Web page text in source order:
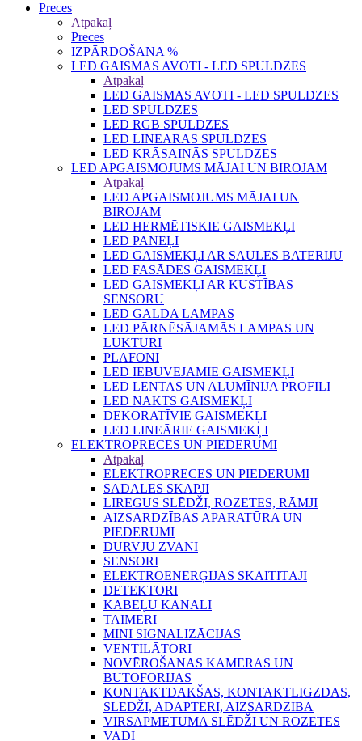
Preces
Atpakaļ
Preces
IZPĀRDOŠANA %
LED GAISMAS AVOTI - LED SPULDZES
Atpakaļ
LED GAISMAS AVOTI - LED SPULDZES
LED SPULDZES
LED RGB SPULDZES
LED LINEĀRĀS SPULDZES
LED KRĀSAINĀS SPULDZES
LED APGAISMOJUMS MĀJAI UN BIROJAM
Atpakaļ
LED APGAISMOJUMS MĀJAI UN
BIROJAM
LED HERMĒTISKIE GAISMEKĻI
LED PANEĻI
LED GAISMEKĻI AR SAULES BATERIJU
LED FASĀDES GAISMEKĻI
LED GAISMEKĻI AR KUSTĪBAS
SENSORU
LED GALDA LAMPAS
LED PĀRNĒSĀJAMĀS LAMPAS UN
LUKTURI
PLAFONI
LED IEBŪVĒJAMIE GAISMEKĻI
LED LENTAS UN ALUMĪNIJA PROFILI
LED NAKTS GAISMEKĻI
DEKORATĪVIE GAISMEKĻI
LED LINEĀRIE GAISMEKĻI
ELEKTROPRECES UN PIEDERUMI
Atpakaļ
ELEKTROPRECES UN PIEDERUMI
SADALES SKAPJI
LIREGUS SLĒDŽI, ROZETES, RĀMJI
AIZSARDZĪBAS APARATŪRA UN
PIEDERUMI
DURVJU ZVANI
SENSORI
ELEKTROENERĢIJAS SKAITĪTĀJI
DETEKTORI
KABEĻU KANĀLI
TAIMERI
MINI SIGNALIZĀCIJAS
VENTILĀTORI
NOVĒROŠANAS KAMERAS UN
BUTOFORIJAS
KONTAKTDAKŠAS, KONTAKTLIGZDAS,
SLĒDŽI, ADAPTERI, AIZSARDZĪBA
VIRSAPMETUMA SLĒDŽI UN ROZETES
VADI